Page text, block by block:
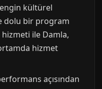
kültürel
dolu bir program
ile Damla,
hizmet
açısından